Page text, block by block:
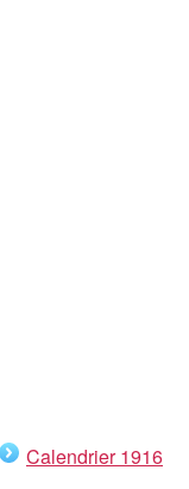
Calendrier 1916